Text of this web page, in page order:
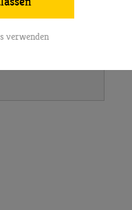
verwenden